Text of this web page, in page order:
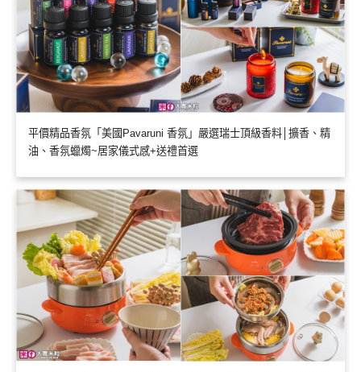
平價精品香氛「美國Pavaruni 香氛」嚴選瑞士頂級香料│擴香、精
油、香氛蠟燭~居家儀式感+送禮首選